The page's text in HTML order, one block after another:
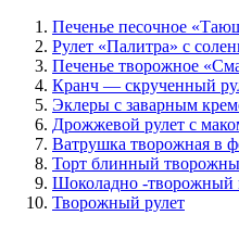
Печенье песочное
Рулет «Палитра» с
Печенье творожное
Кранч — скрученный
Эклеры с заварным
Дрожжевой рулет с
Ватрушка творожная в
Торт блинный
Шоколадно -творожный
Творожный рулет